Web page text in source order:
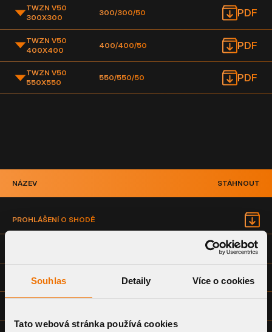
Souhlas Detaily Více o cookies
Tato webová stránka používá cookies
TWZN V50
300X300
300/300/50 PDF
TWZN V50
400X400
400/400/50 PDF
TWZN V50
550X550
550/550/50 PDF
NÁZEV STÁHNOUT
PROHLÁŠENÍ O SHODĚ
MONTÁŽNÍ NÁVOD